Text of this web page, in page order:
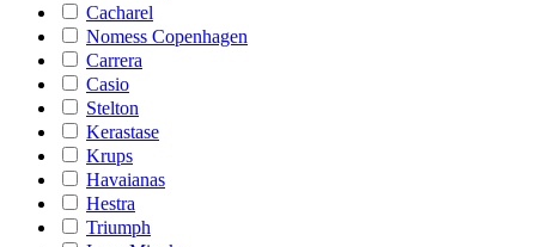
Cacharel
Nomess Copenhagen
Carrera
Casio
Stelton
Kerastase
Krups
Havaianas
Hestra
Triumph